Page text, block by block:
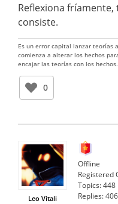
Reflexiona
consiste.
Es un error capital lanzar teorías
comienza a alterar los hechos
encajar las teorías con los
0
Leo Vitali
Offline
Registered
Topics:448
Replies: